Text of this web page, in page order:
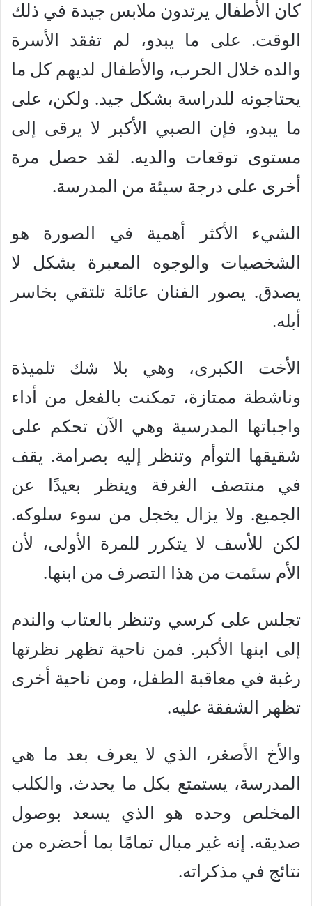
كان الأطفال يرتدون ملابس جيدة في ذلك
الوقت. على ما يبدو، لم تفقد الأسرة
والده خلال الحرب، والأطفال لديهم كل ما
يحتاجونه للدراسة بشكل جيد. ولكن، على
ما يبدو، فإن الصبي الأكبر لا يرقى إلى
مستوى توقعات والديه. لقد حصل مرة
أخرى على درجة سيئة من المدرسة.
الشيء الأكثر أهمية في الصورة هو
الشخصيات والوجوه المعبرة بشكل لا
يصدق. يصور الفنان عائلة تلتقي بخاسر
أبله.
الأخت الكبرى، وهي بلا شك تلميذة
وناشطة ممتازة، تمكنت بالفعل من أداء
واجباتها المدرسية وهي الآن تحكم على
شقيقها التوأم وتنظر إليه بصرامة. يقف
في منتصف الغرفة وينظر بعيدًا عن
الجميع. ولا يزال يخجل من سوء سلوكه.
لكن للأسف لا يتكرر للمرة الأولى، لأن
الأم سئمت من هذا التصرف من ابنها.
تجلس على كرسي وتنظر بالعتاب والندم
إلى ابنها الأكبر. فمن ناحية تظهر نظرتها
رغبة في معاقبة الطفل، ومن ناحية أخرى
تظهر الشفقة عليه.
والأخ الأصغر، الذي لا يعرف بعد ما هي
المدرسة، يستمتع بكل ما يحدث. والكلب
المخلص وحده هو الذي يسعد بوصول
صديقه. إنه غير مبال تمامًا بما أحضره من
نتائج في مذكراته.